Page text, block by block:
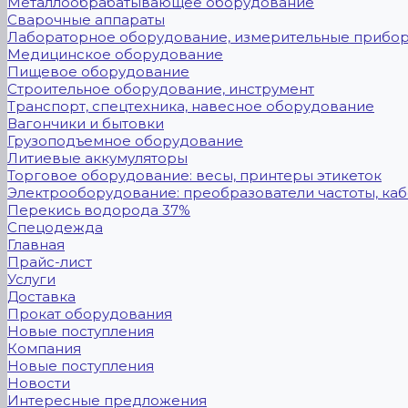
Сварочные аппараты
Лабораторное оборудование, измерительные
Медицинское оборудование
Пищевое оборудование
Строительное оборудование, инструмент
Транспорт, спецтехника, навесное оборудование
Вагончики и бытовки
Грузоподъемное оборудование
Литиевые аккумуляторы
Торговое оборудование: весы, принтеры этикеток
Электрооборудование: преобразователи частоты,
Перекись водорода 37%
Спецодежда
Главная
Прайс-лист
Услуги
Доставка
Прокат оборудования
Новые поступления
Компания
Новые поступления
Новости
Интересные предложения